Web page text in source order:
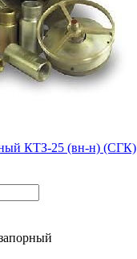
КТЗ-25 (вн-н) (СГК)